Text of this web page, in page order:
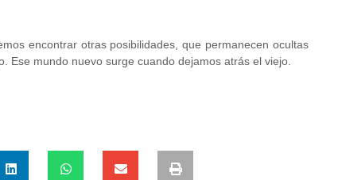
encontrar otras posibilidades, que permanecen ocultas
Ese mundo nuevo surge cuando dejamos atrás el viejo.